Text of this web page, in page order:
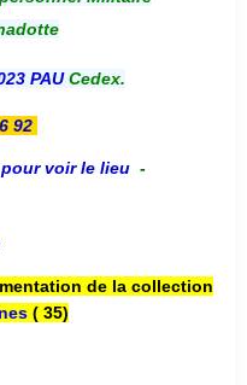
PAUCedex.
92
pour voir le lieu -
de la collection
( 35)